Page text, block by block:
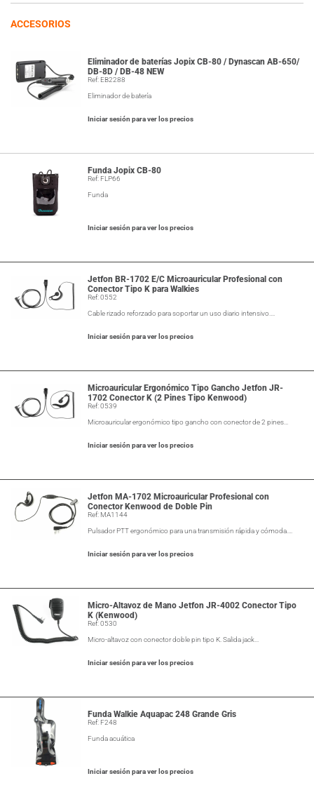
ACCESORIOS
Eliminador de baterías Jopix CB-80 / Dynascan AB-650/
DB-8D / DB-48 NEW
Ref: EB2288
Eliminador de batería
Iniciar sesión para ver los precios
Funda Jopix CB-80
Ref: FLP66
Funda
Iniciar sesión para ver los precios
Jetfon BR-1702 E/C Microauricular Profesional con
Conector Tipo K para Walkies
Ref: 0552
Cable rizado reforzado para soportar un uso diario intensivo.…
Iniciar sesión para ver los precios
Microauricular Ergonómico Tipo Gancho Jetfon JR-
1702 Conector K (2 Pines Tipo Kenwood)
Ref: 0539
Microauricular ergonómico tipo gancho con conector de 2 pines…
Iniciar sesión para ver los precios
Jetfon MA-1702 Microauricular Profesional con
Conector Kenwood de Doble Pin
Ref: MA1144
Pulsador PTT ergonómico para una transmisión rápida y cómoda.…
Iniciar sesión para ver los precios
Micro-Altavoz de Mano Jetfon JR-4002 Conector Tipo
K (Kenwood)
Ref: 0530
Micro-altavoz con conector doble pin tipo K. Salida jack…
Iniciar sesión para ver los precios
Funda Walkie Aquapac 248 Grande Gris
Ref: F248
Funda acuática
Iniciar sesión para ver los precios